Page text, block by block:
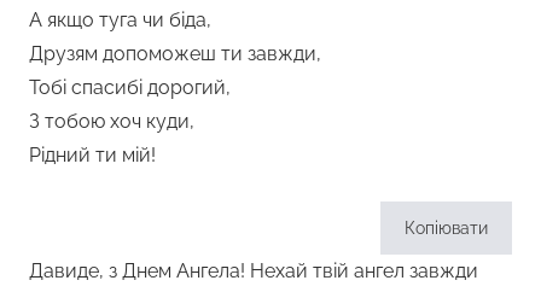
А якщо туга чи біда,
Друзям допоможеш ти завжди,
Тобі спасибі дорогий,
З тобою хоч куди,
Рідний ти мій!
Копіювати
Давиде, з Днем Ангела! Нехай твій ангел завжди